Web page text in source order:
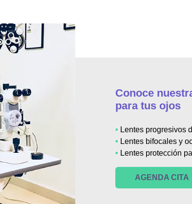
Conoce
para tus ojos
• Lentes progresivos
• Lentes bifocales y
• Lentes protección
AGENDA CITA